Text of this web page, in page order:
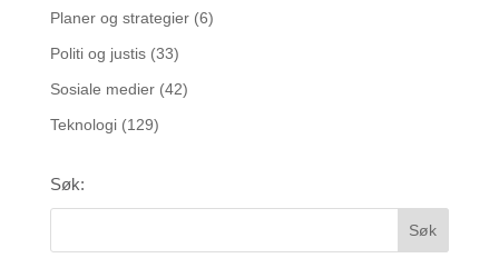
Planer og strategier(6)
Politi og justis(33)
Sosiale medier(42)
Teknologi(129)
Søk: